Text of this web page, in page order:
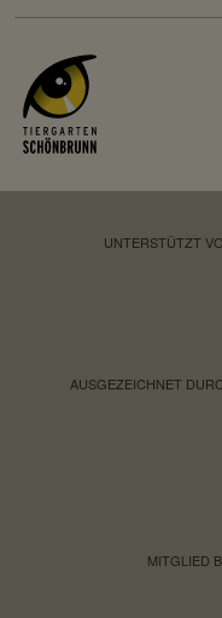
UNTERSTÜTZT
AUSGEZEICHNET
MITGLIED